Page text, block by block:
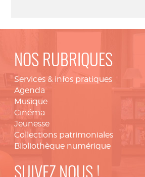
NOS RUBRIQUES
Services & infos pratiques
Agenda
Musique
Cinéma
Jeunesse
Collections patrimoniales
Bibliothèque numérique